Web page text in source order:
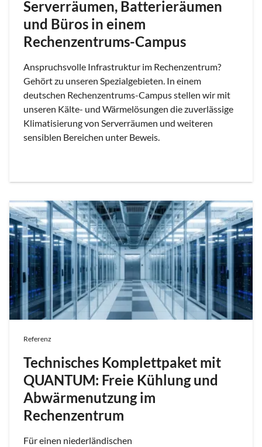
Serverräumen, Batterieräumen
und Büros in einem
Rechenzentrums-Campus
Anspruchsvolle Infrastruktur im Rechenzentrum?
Gehört zu unseren Spezialgebieten. In einem
deutschen Rechenzentrums-Campus stellen wir mit
unseren Kälte- und Wärmelösungen die zuverlässige
Klimatisierung von Serverräumen und weiteren
sensiblen Bereichen unter Beweis.
Referenz
Technisches Komplettpaket mit
QUANTUM: Freie Kühlung und
Abwärmenutzung im
Rechenzentrum
Für einen niederländischen